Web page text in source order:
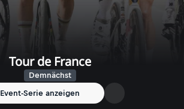
Tour de France
Demnächst
Event-Serie anzeigen